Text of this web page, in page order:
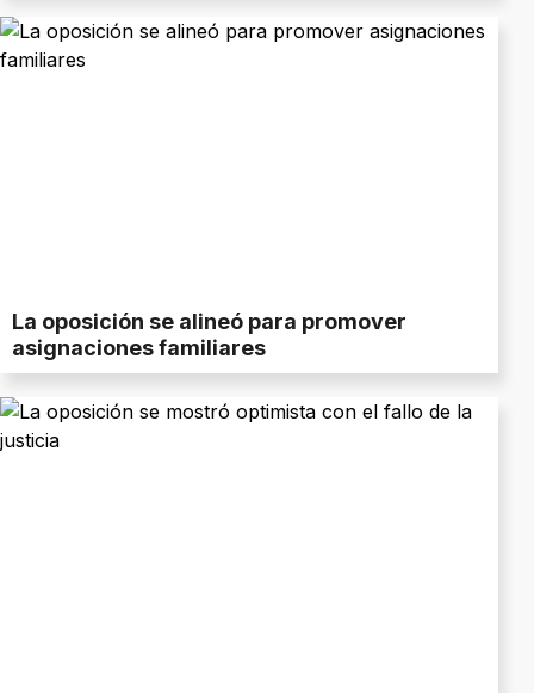
La oposición se alineó para promover
asignaciones familiares